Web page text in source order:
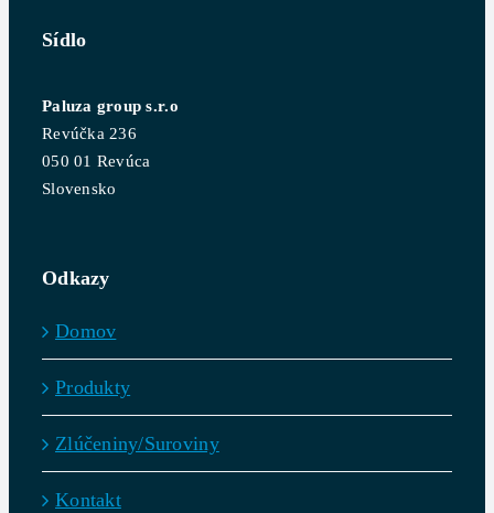
Sídlo
Paluza group s.r.o
Revúčka 236
050 01 Revúca
Slovensko
Odkazy
Domov
Produkty
Zlúčeniny/Suroviny
Kontakt